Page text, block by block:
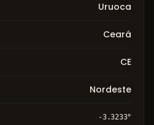
Uruoca
Ceará
CE
Nordeste
-3.3233°